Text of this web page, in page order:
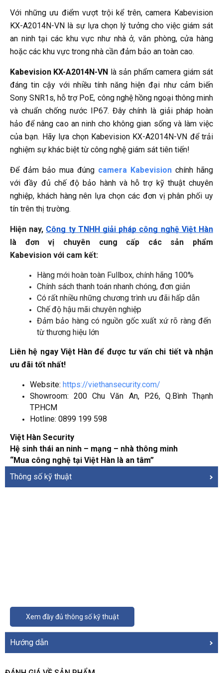
Với những ưu điểm vượt trội kể trên, camera Kabevision
KX-A2014N-VN là sự lựa chọn lý tưởng cho việc giám sát
an ninh tại các khu vực như nhà ở, văn phòng, cửa hàng
hoặc các khu vực trong nhà cần đảm bảo an toàn cao.
Kabevision KX-A2014N-VN là sản phẩm camera giám sát
đáng tin cậy với nhiều tính năng hiện đại như cảm biến
Sony SNR1s, hỗ trợ PoE, công nghệ hồng ngoại thông minh
và chuẩn chống nước IP67. Đây chính là giải pháp hoàn
hảo để nâng cao an ninh cho không gian sống và làm việc
của bạn. Hãy lựa chọn Kabevision KX-A2014N-VN để trải
nghiệm sự khác biệt từ công nghệ giám sát tiên tiến!
Để đảm bảo mua đúng camera Kabevision chính hãng
với đầy đủ chế độ bảo hành và hỗ trợ kỹ thuật chuyên
nghiệp, khách hàng nên lựa chọn các đơn vị phân phối uy
tín trên thị trường.
Hiện nay, Công ty TNHH giải pháp công nghệ Việt Hàn
là đơn vị chuyên cung cấp các sản phẩm
Kabevision với cam kết:
Hàng mới hoàn toàn Fullbox, chính hãng 100%
Chính sách thanh toán nhanh chóng, đơn giản
Có rất nhiều những chương trình ưu đãi hấp dẫn
Chế độ hậu mãi chuyên nghiệp
Đảm bảo hàng có nguồn gốc xuất xứ rõ ràng đến
từ thương hiệu lớn
Liên hệ ngay Việt Hàn để được tư vấn chi tiết và nhận
ưu đãi tốt nhất!
Website: https://viethansecurity.com/
Showroom: 200 Chu Văn An, P.26, Q.Bình Thạnh
TP.HCM
Hotline: 0899 199 598
Việt Hàn Security
Hệ sinh thái an ninh – mạng – nhà thông minh
“Mua công nghệ tại Việt Hàn là an tâm”
Thông số kỹ thuật
Xem đầy đủ thông số kỹ thuật
Hướng dẫn